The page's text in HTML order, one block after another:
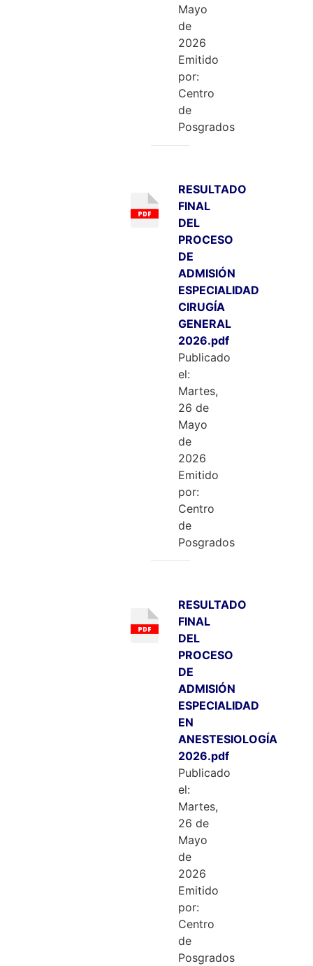
Mayo
de
2026
Emitido
por:
Centro
de
Posgrados
RESULTADO
FINAL
DEL
PROCESO
DE
ADMISIÓN
ESPECIALIDAD
CIRUGÍA
GENERAL
2026.pdf
Publicado
el:
Martes,
26 de
Mayo
de
2026
Emitido
por:
Centro
de
Posgrados
RESULTADO
FINAL
DEL
PROCESO
DE
ADMISIÓN
ESPECIALIDAD
EN
ANESTESIOLOGÍA
2026.pdf
Publicado
el:
Martes,
26 de
Mayo
de
2026
Emitido
por:
Centro
de
Posgrados